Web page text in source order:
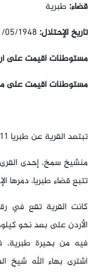
قضاء: طبرية
تاريخ الإحتلال:
مستوطنات أقيمت على
مستوطنات أقيمت على
تبتعد القرية عن طبريا 11 كيلومتر.
منشيخ سمخ، إحدى
تتبع قضاء طبريا، دمرها
كانت القرية تقع في
الأردن على بعد نحو
فيه من بحيرة طبرية.
اشترى بهاء الله شيخ